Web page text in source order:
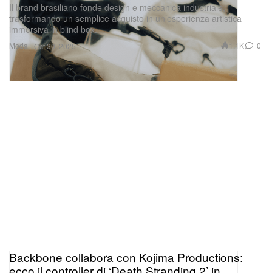
Moda
Il brand brasiliano fonde design e meccanica industriale,
trasformando un semplice acquisto in un’esperienza artistica
immersiva in blind box.
Oct 30, 2025 1.1K 0
Backbone collabora con Kojima Productions: